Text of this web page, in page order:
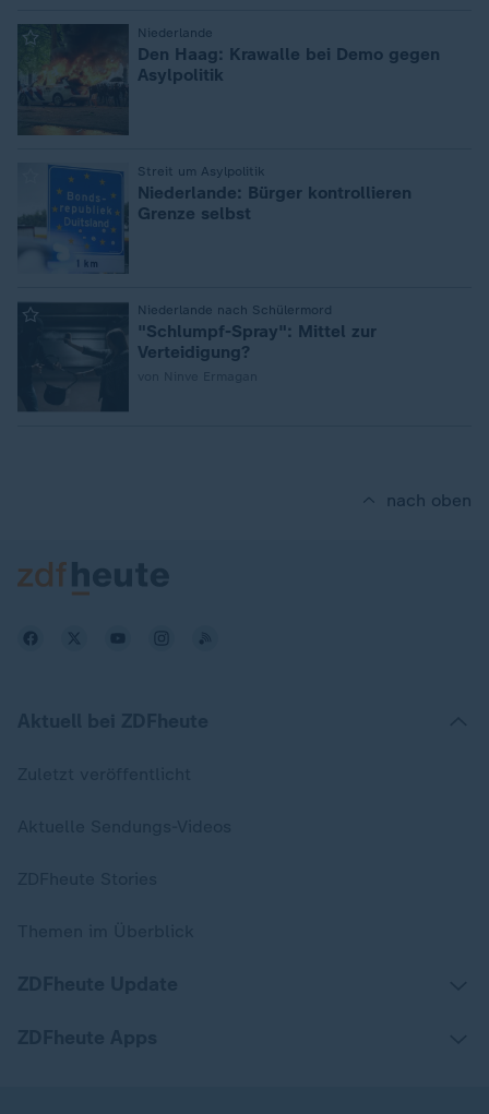
Niederlande
Den Haag: Krawalle bei Demo gegen
Asylpolitik
Streit um Asylpolitik
Niederlande: Bürger kontrollieren
Grenze selbst
Niederlande nach Schülermord
"Schlumpf-Spray": Mittel zur
Verteidigung?
nach oben